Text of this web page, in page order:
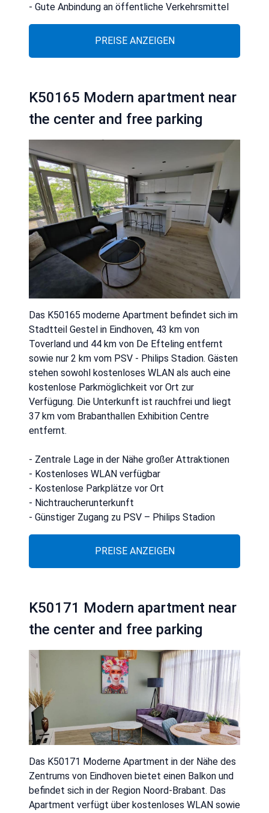
- Gute Anbindung an öffentliche Verkehrsmittel
PREISE ANZEIGEN
K50165 Modern apartment near
the center and free parking
Das K50165 moderne Apartment befindet sich im
Stadtteil Gestel in Eindhoven, 43 km von
Toverland und 44 km von De Efteling entfernt
sowie nur 2 km vom PSV - Philips Stadion. Gästen
stehen sowohl kostenloses WLAN als auch eine
kostenlose Parkmöglichkeit vor Ort zur
Verfügung. Die Unterkunft ist rauchfrei und liegt
37 km vom Brabanthallen Exhibition Centre
entfernt.
- Zentrale Lage in der Nähe großer Attraktionen
- Kostenloses WLAN verfügbar
- Kostenlose Parkplätze vor Ort
- Nichtraucherunterkunft
- Günstiger Zugang zu PSV – Philips Stadion
PREISE ANZEIGEN
K50171 Modern apartment near
the center and free parking
Das K50171 Moderne Apartment in der Nähe des
Zentrums von Eindhoven bietet einen Balkon und
befindet sich in der Region Noord-Brabant. Das
Apartment verfügt über kostenloses WLAN sowie